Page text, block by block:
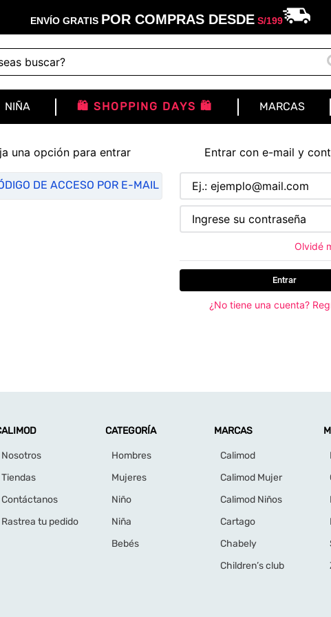
ENVÍO GRATIS POR COMPRAS DESDES/199
buscar?
NIÑA 🛍️ SHOPPING DAYS 🛍️ MARCAS
una opción para entrar
DE ACCESO POR E-MAIL
Entrar con e-mail y
Olvidé
Entrar
¿No tiene una cuenta?
Selecciona una opción
Acepto los Términos y